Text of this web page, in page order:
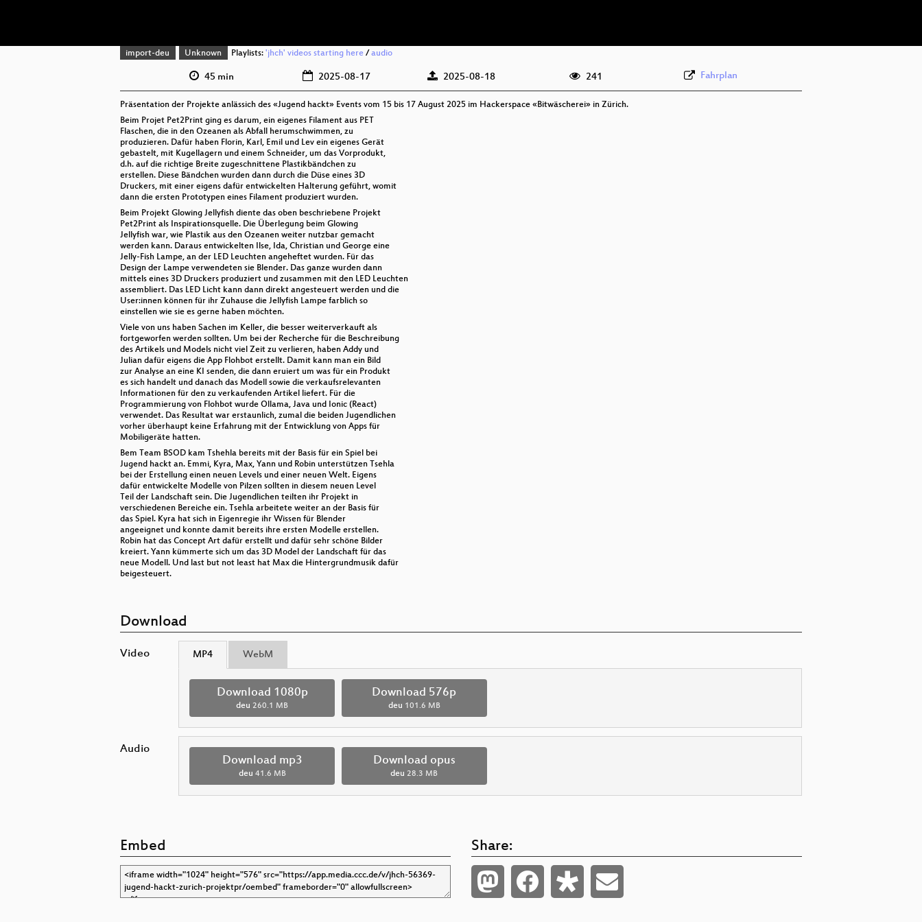
import-deu Unknown Playlists: 'jhch' videos starting here/ audio
45 min 2025-08-17 2025-08-18 241 Fahrplan
Präsentation der Projekte anlässich des «Jugend hackt» Events vom 15 bis 17 August 2025 im Hackerspace «Bitwäscherei» in Zürich.
Beim Projet Pet2Print ging es darum, ein eigenes Filament aus PET
Flaschen, die in den Ozeanen als Abfall herumschwimmen, zu
produzieren. Dafür haben Florin, Karl, Emil und Lev ein eigenes Gerät
gebastelt, mit Kugellagern und einem Schneider, um das Vorprodukt,
d.h. auf die richtige Breite zugeschnittene Plastikbändchen zu
erstellen. Diese Bändchen wurden dann durch die Düse eines 3D
Druckers, mit einer eigens dafür entwickelten Halterung geführt, womit
dann die ersten Prototypen eines Filament produziert wurden.
Beim Projekt Glowing Jellyfish diente das oben beschriebene Projekt
Pet2Print als Inspirationsquelle. Die Überlegung beim Glowing
Jellyfish war, wie Plastik aus den Ozeanen weiter nutzbar gemacht
werden kann. Daraus entwickelten Ilse, Ida, Christian und George eine
Jelly-Fish Lampe, an der LED Leuchten angeheftet wurden. Für das
Design der Lampe verwendeten sie Blender. Das ganze wurden dann
mittels eines 3D Druckers produziert und zusammen mit den LED Leuchten
assembliert. Das LED Licht kann dann direkt angesteuert werden und die
User:innen können für ihr Zuhause die Jellyfish Lampe farblich so
einstellen wie sie es gerne haben möchten.
Viele von uns haben Sachen im Keller, die besser weiterverkauft als
fortgeworfen werden sollten. Um bei der Recherche für die Beschreibung
des Artikels und Models nicht viel Zeit zu verlieren, haben Addy und
Julian dafür eigens die App Flohbot erstellt. Damit kann man ein Bild
zur Analyse an eine KI senden, die dann eruiert um was für ein Produkt
es sich handelt und danach das Modell sowie die verkaufsrelevanten
Informationen für den zu verkaufenden Artikel liefert. Für die
Programmierung von Flohbot wurde Ollama, Java und Ionic (React)
verwendet. Das Resultat war erstaunlich, zumal die beiden Jugendlichen
vorher überhaupt keine Erfahrung mit der Entwicklung von Apps für
Mobiligeräte hatten.
Bem Team BSOD kam Tshehla bereits mit der Basis für ein Spiel bei
Jugend hackt an. Emmi, Kyra, Max, Yann und Robin unterstützen Tsehla
bei der Erstellung einen neuen Levels und einer neuen Welt. Eigens
dafür entwickelte Modelle von Pilzen sollten in diesem neuen Level
Teil der Landschaft sein. Die Jugendlichen teilten ihr Projekt in
verschiedenen Bereiche ein. Tsehla arbeitete weiter an der Basis für
das Spiel. Kyra hat sich in Eigenregie ihr Wissen für Blender
angeeignet und konnte damit bereits ihre ersten Modelle erstellen.
Robin hat das Concept Art dafür erstellt und dafür sehr schöne Bilder
kreiert. Yann kümmerte sich um das 3D Model der Landschaft für das
neue Modell. Und last but not least hat Max die Hintergrundmusik dafür
beigesteuert.
Download
Video MP4 WebM
Download 1080p
deu 260.1 MB
Download 576p
deu 101.6 MB
Audio
Download mp3
deu 41.6 MB
Download opus
deu 28.3 MB
Embed Share: